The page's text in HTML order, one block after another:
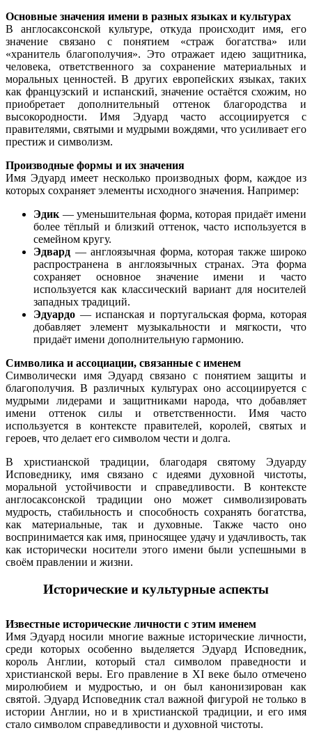
Основные значения имени в разных языках и культурах
В англосаксонской культуре, откуда происходит имя, его
значение связано с понятием «страж богатства» или
«хранитель благополучия». Это отражает идею защитника,
человека, ответственного за сохранение материальных и
моральных ценностей. В других европейских языках, таких
как французский и испанский, значение остаётся схожим, но
приобретает дополнительный оттенок благородства и
высокородности. Имя Эдуард часто ассоциируется с
правителями, святыми и мудрыми вождями, что усиливает его
престиж и символизм.
Производные формы и их значения
Имя Эдуард имеет несколько производных форм, каждое из
которых сохраняет элементы исходного значения. Например:
Эдик — уменьшительная форма, которая придаёт имени
более тёплый и близкий оттенок, часто используется в
семейном кругу.
Эдвард — англоязычная форма, которая также широко
распространена в англоязычных странах. Эта форма
сохраняет основное значение имени и часто
используется как классический вариант для носителей
западных традиций.
Эдуардо — испанская и португальская форма, которая
добавляет элемент музыкальности и мягкости, что
придаёт имени дополнительную гармонию.
Символика и ассоциации, связанные с именем
Символически имя Эдуард связано с понятием защиты и
благополучия. В различных культурах оно ассоциируется с
мудрыми лидерами и защитниками народа, что добавляет
имени оттенок силы и ответственности. Имя часто
используется в контексте правителей, королей, святых и
героев, что делает его символом чести и долга.
В христианской традиции, благодаря святому Эдуарду
Исповеднику, имя связано с идеями духовной чистоты,
моральной устойчивости и справедливости. В контексте
англосаксонской традиции оно может символизировать
мудрость, стабильность и способность сохранять богатства,
как материальные, так и духовные. Также часто оно
воспринимается как имя, приносящее удачу и удачливость, так
как исторически носители этого имени были успешными в
своём правлении и жизни.
Исторические и культурные аспекты
Известные исторические личности с этим именем
Имя Эдуард носили многие важные исторические личности,
среди которых особенно выделяется Эдуард Исповедник,
король Англии, который стал символом праведности и
христианской веры. Его правление в XI веке было отмечено
миролюбием и мудростью, и он был канонизирован как
святой. Эдуард Исповедник стал важной фигурой не только в
истории Англии, но и в христианской традиции, и его имя
стало символом справедливости и духовной чистоты.